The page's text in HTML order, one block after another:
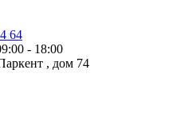
64
- 18:00
, дом 74